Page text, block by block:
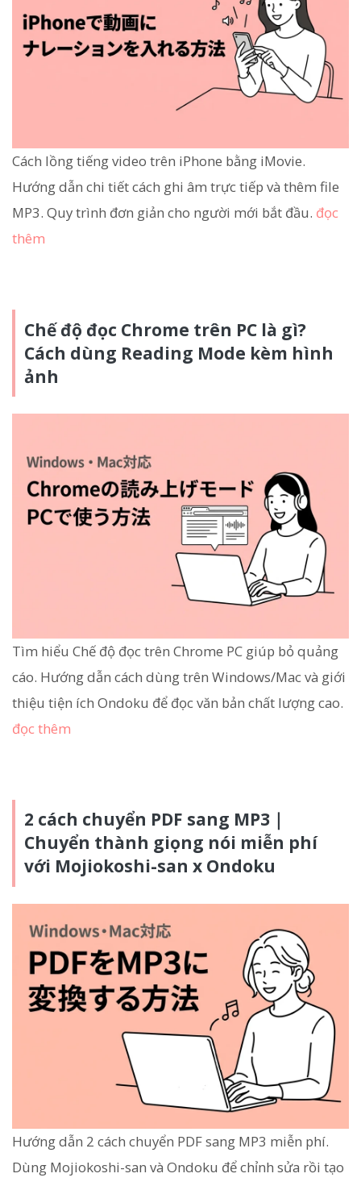
Cách lồng tiếng video trên iPhone bằng iMovie.
Hướng dẫn chi tiết cách ghi âm trực tiếp và thêm file
MP3. Quy trình đơn giản cho người mới bắt đầu. đọc
thêm
Chế độ đọc Chrome trên PC là gì?
Cách dùng Reading Mode kèm hình
ảnh
Tìm hiểu Chế độ đọc trên Chrome PC giúp bỏ quảng
cáo. Hướng dẫn cách dùng trên Windows/Mac và giới
thiệu tiện ích Ondoku để đọc văn bản chất lượng cao.
đọc thêm
2 cách chuyển PDF sang MP3｜
Chuyển thành giọng nói miễn phí
với Mojiokoshi-san x Ondoku
Hướng dẫn 2 cách chuyển PDF sang MP3 miễn phí.
Dùng Mojiokoshi-san và Ondoku để chỉnh sửa rồi tạo